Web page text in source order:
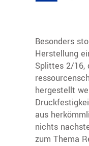
Besonders
Herstellung
Splittes 2/16,
hergestellt
aus
nichts
zum Thema